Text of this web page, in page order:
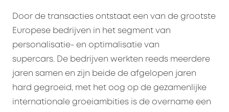
Door de transacties ontstaat een van de grootste
Europese bedrijven in het segment van
personalisatie- en optimalisatie van
supercars. De bedrijven werkten reeds meerdere
jaren samen en zijn beide de afgelopen jaren
hard gegroeid, met het oog op de gezamenlijke
internationale groeiambities is de overname een